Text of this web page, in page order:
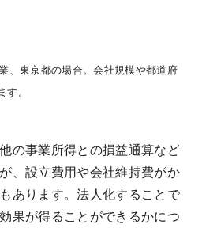
、東京都の場合。会社規模や都道府
。
の事業所得との損益通算など
、設立費用や会社維持費がか
あります。法人化することで
果が得ることができるかにつ